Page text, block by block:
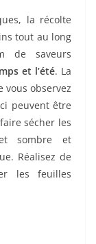
la récolte
tout au long
de saveurs
et l’été. La
observez
peuvent être
sécher les
sombre et
Réalisez de
les feuilles